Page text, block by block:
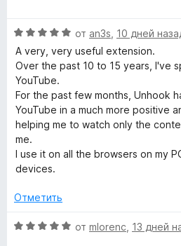
T
u
b
e
R
e
о
н
а
5
и
з
5
н
е
н
о
н
а
5
и
з
5
О
ц
е
н
е
н
о
н
а
5
з
от an3s 10 дней
A very, very useful extension.
Over the past 10 to 15 years, I've
YouTube.
For the past few months, Unhook
YouTube in a much more positive
helping me to watch only the
me.
I use it on all the browsers on my
devices.
Отметить
О
от mlorenc 13 дней